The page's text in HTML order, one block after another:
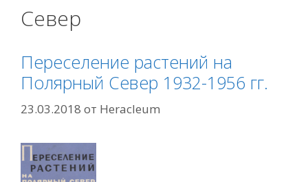
Север
Переселение растений на
Полярный Север 1932-1956 гг.
23.03.2018 от Heracleum